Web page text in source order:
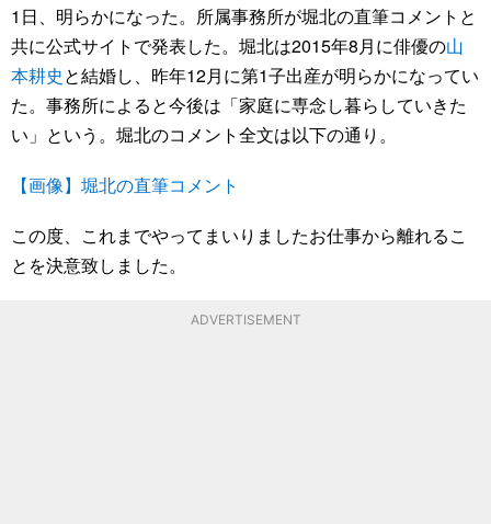
1日、明らかになった。所属事務所が堀北の直筆コメントと
共に公式サイトで発表した。堀北は2015年8月に俳優の山
本耕史と結婚し、昨年12月に第1子出産が明らかになってい
た。事務所によると今後は「家庭に専念し暮らしていきた
い」という。堀北のコメント全文は以下の通り。
【画像】堀北の直筆コメント
この度、これまでやってまいりましたお仕事から離れるこ
とを決意致しました。
ADVERTISEMENT